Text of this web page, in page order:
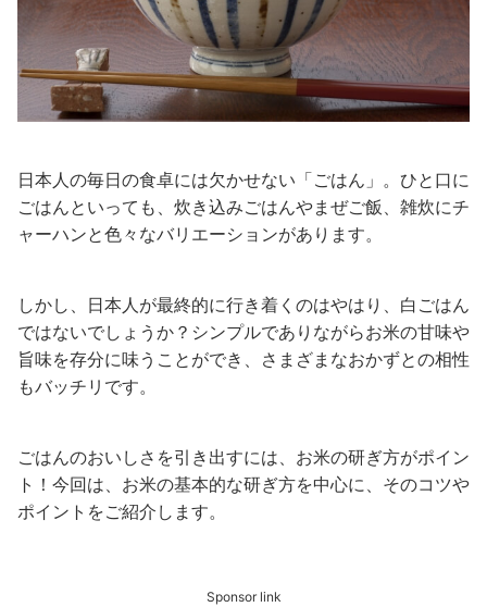
日本人の毎日の食卓には欠かせない「ごはん」。ひと口に
ごはんといっても、炊き込みごはんやまぜご飯、雑炊にチ
ャーハンと色々なバリエーションがあります。
しかし、日本人が最終的に行き着くのはやはり、白ごはん
ではないでしょうか？シンプルでありながらお米の甘味や
旨味を存分に味うことができ、さまざまなおかずとの相性
もバッチリです。
ごはんのおいしさを引き出すには、お米の研ぎ方がポイン
ト！今回は、お米の基本的な研ぎ方を中心に、そのコツや
ポイントをご紹介します。
Sponsor link